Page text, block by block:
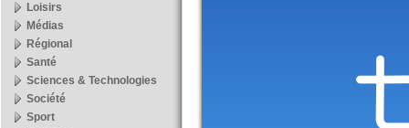
Loisirs
Médias
Régional
Santé
Sciences & Technologies
Société
Sport